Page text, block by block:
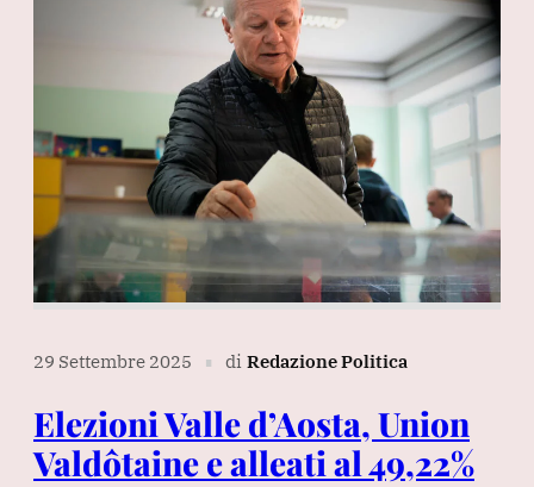
29 Settembre 2025 ∎ di Redazione Politica
Elezioni Valle d’Aosta, Union
Valdôtaine e alleati al 49,22%